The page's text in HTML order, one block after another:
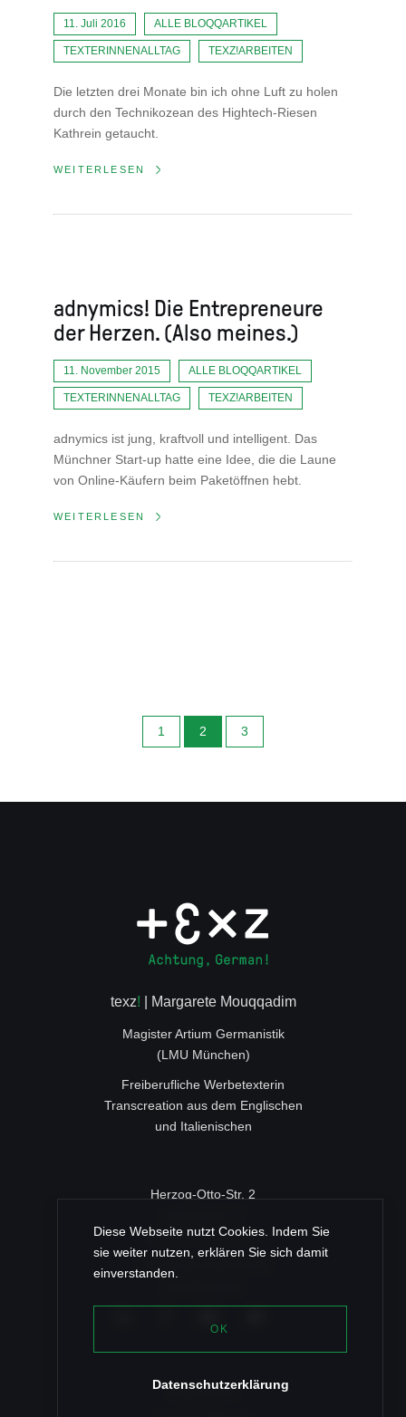
11. Juli 2016 ALLE BLOQQARTIKEL
TEXTERINNENALLTAG TEXZ!ARBEITEN
Die letzten drei Monate bin ich ohne Luft zu holen
durch den Technikozean des Hightech-Riesen
Kathrein getaucht.
WEITERLESEN
adnymics! Die Entrepreneure
der Herzen. (Also meines.)
11. November 2015 ALLE BLOQQARTIKEL
TEXTERINNENALLTAG TEXZ!ARBEITEN
adnymics ist jung, kraftvoll und intelligent. Das
Münchner Start-up hatte eine Idee, die die Laune
von Online-Käufern beim Paketöffnen hebt.
WEITERLESEN
1 2 3
texz! | Margarete Mouqqadim
Magister Artium Germanistik
(LMU München)
Freiberufliche Werbetexterin
Transcreation aus dem Englischen
und Italienischen
Herzog-Otto-Str. 2
83022 Rosenheim
+49 (0) 80 31/46 35 96
Referenzen
Diese Webseite nutzt Cookies. Indem Sie
sie weiter nutzen, erklären Sie sich damit
einverstanden.
OK
Datenschutzerklärung